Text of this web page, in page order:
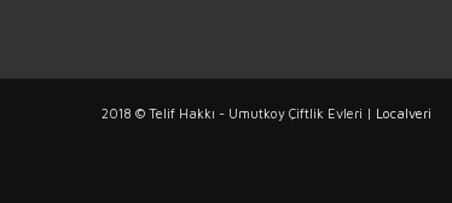
2018 © Telif Hakkı - Umutkoy Çiftlik Evleri | Localveri